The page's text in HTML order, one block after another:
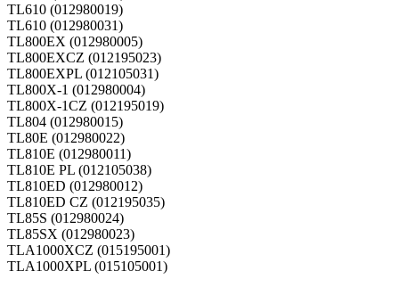
TL610 (012980019)
TL610 (012980031)
TL800EX (012980005)
TL800EXCZ (012195023)
TL800EXPL (012105031)
TL800X-1 (012980004)
TL800X-1CZ (012195019)
TL804 (012980015)
TL80E (012980022)
TL810E (012980011)
TL810E PL (012105038)
TL810ED (012980012)
TL810ED CZ (012195035)
TL85S (012980024)
TL85SX (012980023)
TLA1000XCZ (015195001)
TLA1000XPL (015105001)